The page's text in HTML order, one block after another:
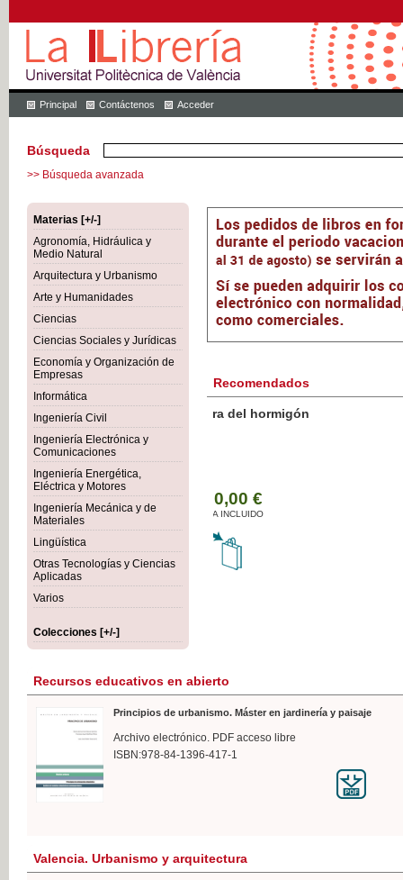
Principal Contáctenos Acceder
Búsqueda
>> Búsqueda avanzada
Materias [+/-]
Agronomía, Hidráulica y
Medio Natural
Arquitectura y Urbanismo
Arte y Humanidades
Ciencias
Ciencias Sociales y Jurídicas
Economía y Organización de
Empresas
Informática
Ingeniería Civil
Ingeniería Electrónica y
Comunicaciones
Ingeniería Energética,
Eléctrica y Motores
Ingeniería Mecánica y de
Materiales
Lingüística
Otras Tecnologías y Ciencias
Aplicadas
Varios
Colecciones [+/-]
Recomendados
Botánica Agroalimentaria
Recursos educativos en abierto
Principios de urbanismo. Máster en jardinería y paisaje
Archivo electrónico. PDF acceso libre
ISBN:978-84-1396-417-1
Valencia. Urbanismo y arquitectura